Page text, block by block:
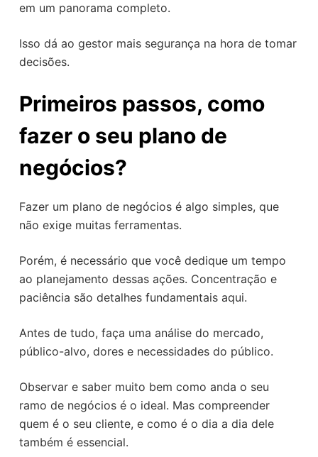
em um panorama completo.
Isso dá ao gestor mais segurança na hora de tomar
decisões.
Primeiros passos, como
fazer o seu plano de
negócios?
Fazer um plano de negócios é algo simples, que
não exige muitas ferramentas.
Porém, é necessário que você dedique um tempo
ao planejamento dessas ações. Concentração e
paciência são detalhes fundamentais aqui.
Antes de tudo, faça uma análise do mercado,
público-alvo, dores e necessidades do público.
Observar e saber muito bem como anda o seu
ramo de negócios é o ideal. Mas compreender
quem é o seu cliente, e como é o dia a dia dele
também é essencial.